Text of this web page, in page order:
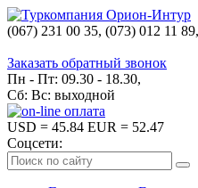
(067) 231 00 35, (073) 012 11 89,
Заказать обратный звонок
Пн - Пт: 09.30 - 18.30,
Сб: Вс: выходной
USD = 45.84 EUR = 52.47
Соцсети: